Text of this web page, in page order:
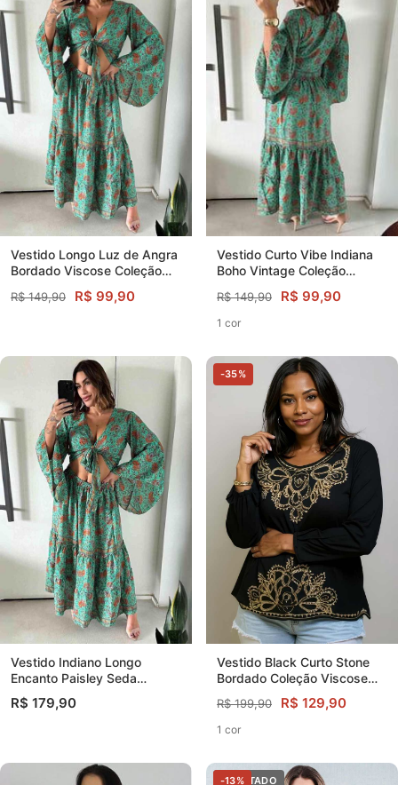
Vestido Longo Luz de Angra
Bordado Viscose Coleção
Premium 3828
R$ 149,90 R$ 99,90
Vestido Curto Vibe Indiana
Boho Vintage Coleção
R$ 149,90 R$ 99,90
1 cor
Vestido Indiano Longo
Encanto Paisley Seda
Coleção Premium
R$ 179,90
-35%
Vestido Black Curto Stone
Bordado Coleção Viscose
R$ 199,90 R$ 129,90
1 cor
ESGOTADO
-13%